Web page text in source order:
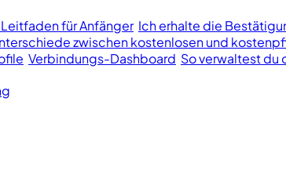
für Anfänger Ich erhalte die
zwischen kostenlosen und
Verbindungs-Dashboard So verwaltest du